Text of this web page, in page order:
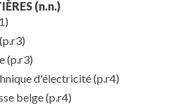
(n.n.)
(p.r3)
(p.r3)
d'électricité(p.r4)
belge(p.r4)